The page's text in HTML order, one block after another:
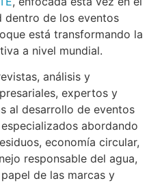
dentro de los eventos
está transformando la
a nivel mundial.
análisis y
expertos y
al desarrollo de eventos
abordando
economía circular,
responsable del agua,
de las marcas y